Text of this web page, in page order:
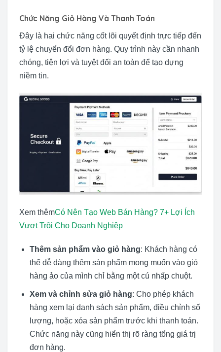
Chức Năng Giỏ Hàng Và Thanh Toán
Đây là hai chức năng cốt lõi quyết định trực tiếp đến
tỷ lệ chuyển đổi đơn hàng. Quy trình này cần nhanh
chóng, tiện lợi và tuyệt đối an toàn để tạo dựng
niềm tin.
Xem thêmCó Nên Tạo Web Bán Hàng? 7+ Lợi Ích
Vượt Trội Cho Doanh Nghiệp
Thêm sản phẩm vào giỏ hàng: Khách hàng có
thể dễ dàng thêm sản phẩm mong muốn vào giỏ
hàng ảo của mình chỉ bằng một cú nhấp chuột.
Xem và chỉnh sửa giỏ hàng: Cho phép khách
hàng xem lại danh sách sản phẩm, điều chỉnh số
lượng, hoặc xóa sản phẩm trước khi thanh toán.
Chức năng này cũng hiển thị rõ ràng tổng giá trị
đơn hàng.